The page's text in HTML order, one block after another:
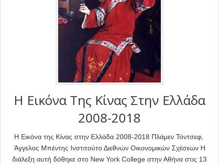
Η Εικόνα Της Κίνας Στην Ελλάδα
2008-2018
Η Εικόνα της Κίνας στην Ελλάδα 2008-2018 Πλάμεν Τόντσεφ,
Άγγελος Μπέντης Ινστιτούτο Διεθνών Οικονομικών Σχέσεων Η
διάλεξη αυτή δόθηκε στο New York College στην Αθήνα στις 13